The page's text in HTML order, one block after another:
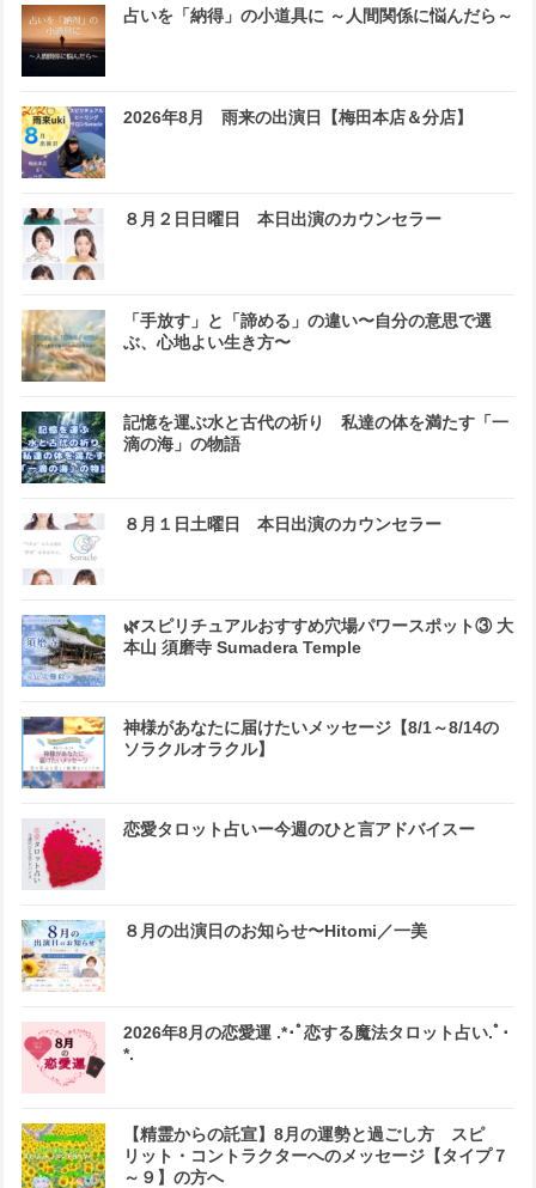
占いを「納得」の小道具に ～人間関係に悩んだら～
2026年8月 雨来の出演日【梅田本店＆分店】
８月２日日曜日 本日出演のカウンセラー
「手放す」と「諦める」の違い〜自分の意思で選
ぶ、心地よい生き方〜
記憶を運ぶ水と古代の祈り 私達の体を満たす「一
滴の海」の物語
８月１日土曜日 本日出演のカウンセラー
🌿スピリチュアルおすすめ穴場パワースポット③ 大
本山 須磨寺 Sumadera Temple
神様があなたに届けたいメッセージ【8/1～8/14の
ソラクルオラクル】
恋愛タロット占いー今週のひと言アドバイスー
８月の出演日のお知らせ〜Hitomi／一美
2026年8月の恋愛運 .*･ﾟ恋する魔法タロット占い.ﾟ･
*.
【精霊からの託宣】8月の運勢と過ごし方 スピ
リット・コントラクターへのメッセージ【タイプ７
～９】の方へ